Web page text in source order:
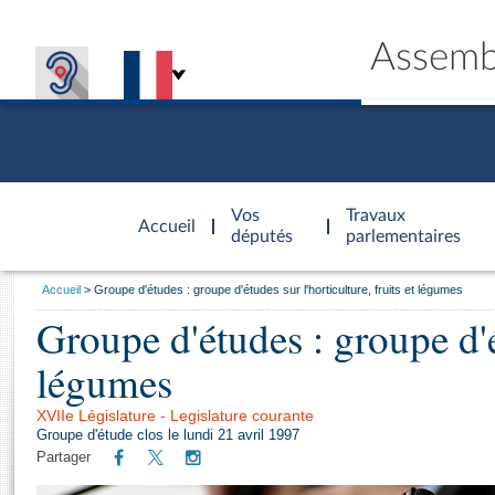
Accueil
d'accueil
Vos
députés
Travaux
parlementaires
Général
Vous
:
Accueil Groupe d'études : groupe d'études sur l'horticulture, fruits et légumes
Groupe d'études : groupe
légumes
XVIIe Législature - Legislature courante
Groupe d'étude clos le lundi 21 avril 1997
Partager